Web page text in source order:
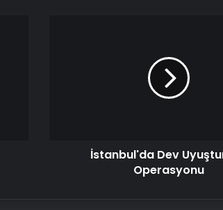
İstanbul'da Dev
Operasyonu